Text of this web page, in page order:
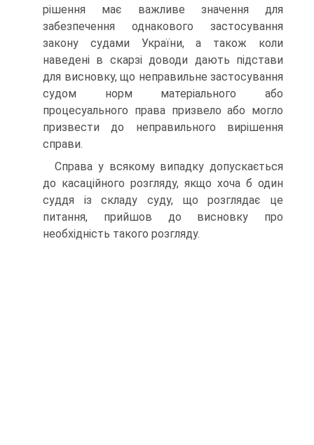
рішення має важливе значення для
забезпечення однакового застосування
закону судами України, а також коли
наведені в скарзі доводи дають підстави
для висновку, що неправильне застосування
судом норм матеріального або
процесуального права призвело або могло
призвести до неправильного вирішення
справи.
Справа у всякому випадку допускається
до касаційного розгляду, якщо хоча б один
суддя із складу суду, що розглядає це
питання, прийшов до висновку про
необхідність такого розгляду.